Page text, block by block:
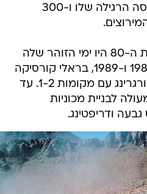
שסתומים, 200 כ"ס בגרסה הרגילה שלו ו-300
המחצית השנייה של שנות ה-80 היו ימי הזוהר שלה
עם אליפות ה-DTM ב-1987 ו-1989, בראלי קורסיקה
וב-24 השעות של הנורבורגרינג עם מקומות 1-2. עד
לבניית מכוניות
ודריפטינג.